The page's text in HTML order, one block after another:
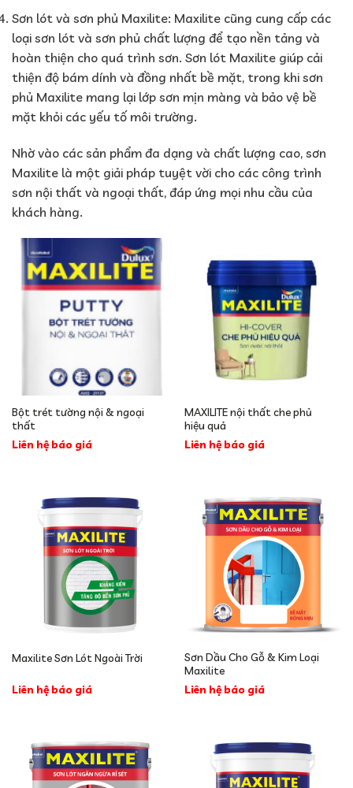
Sơn lót và sơn phủ Maxilite: Maxilite cũng cung cấp các
loại sơn lót và sơn phủ chất lượng để tạo nền tảng và
hoàn thiện cho quá trình sơn. Sơn lót Maxilite giúp cải
thiện độ bám dính và đồng nhất bề mặt, trong khi sơn
phủ Maxilite mang lại lớp sơn mịn màng và bảo vệ bề
mặt khỏi các yếu tố môi trường.
Nhờ vào các sản phẩm đa dạng và chất lượng cao, sơn
Maxilite là một giải pháp tuyệt vời cho các công trình
sơn nội thất và ngoại thất, đáp ứng mọi nhu cầu của
khách hàng.
Bột trét tường nội & ngoại
thất
Liên hệ báo giá
MAXILITE nội thất che phủ
hiệu quả
Liên hệ báo giá
Maxilite Sơn Lót Ngoài Trời
Liên hệ báo giá
Sơn Dầu Cho Gỗ & Kim Loại
Maxilite
Liên hệ báo giá